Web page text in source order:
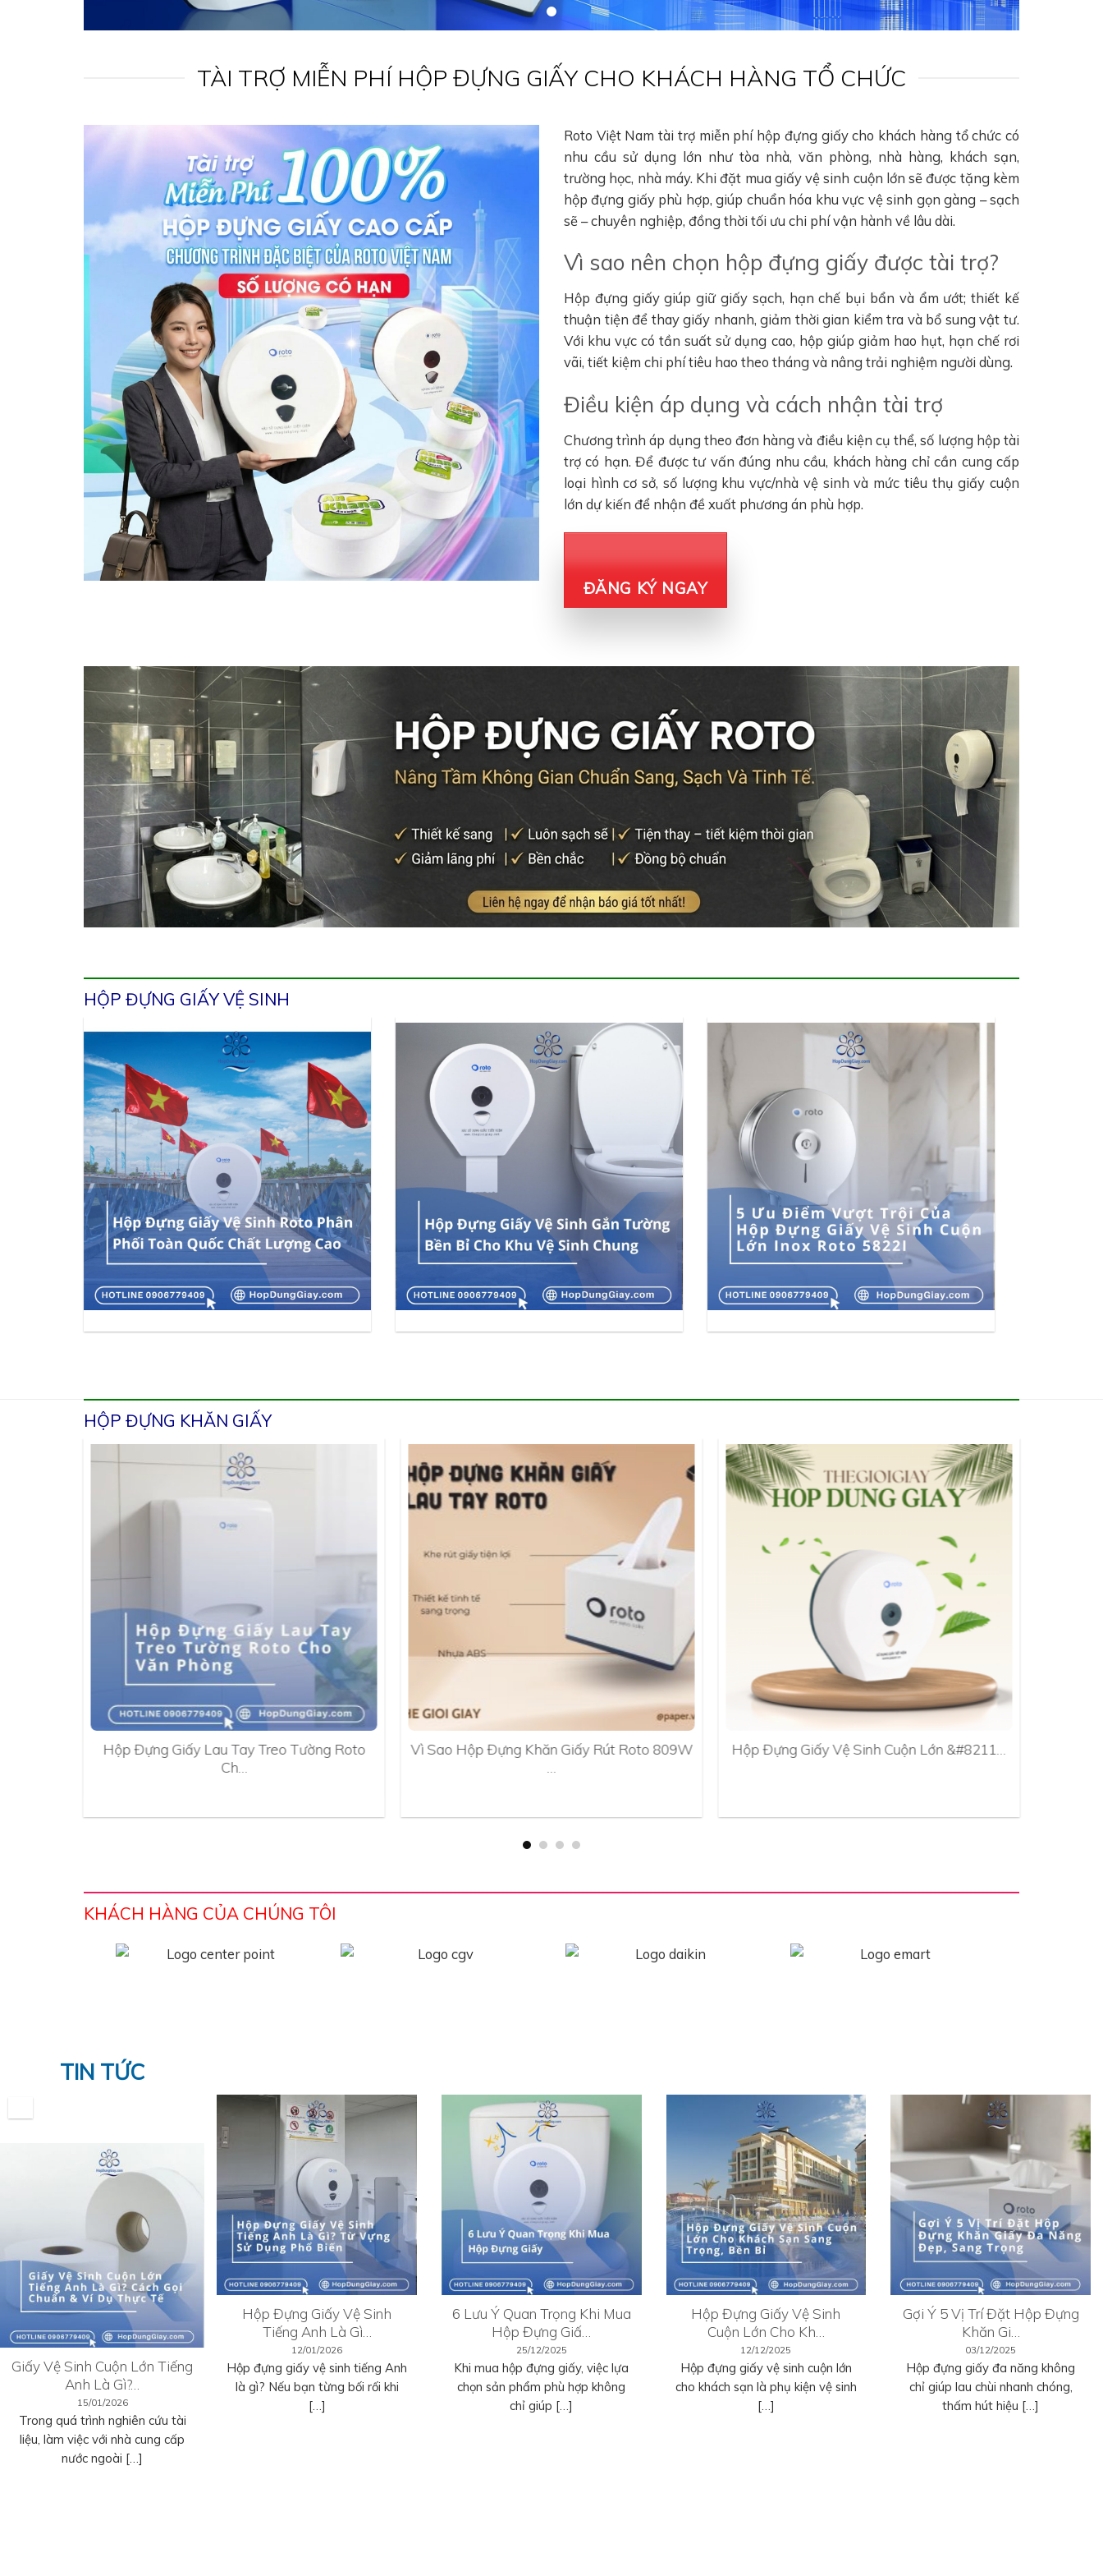
TÀI TRỢ MIỄN PHÍ HỘP ĐỰNG GIẤY CHO KHÁCH HÀNG TỔ CHỨC
Roto Việt Nam tài trợ miễn phí hộp đựng giấy cho khách hàng tổ chức có
nhu cầu sử dụng lớn như tòa nhà, văn phòng, nhà hàng, khách sạn,
trường học, nhà máy. Khi đặt mua giấy vệ sinh cuộn lớn sẽ được tặng kèm
hộp đựng giấy phù hợp, giúp chuẩn hóa khu vực vệ sinh gọn gàng – sạch
sẽ – chuyên nghiệp, đồng thời tối ưu chi phí vận hành về lâu dài.
Vì sao nên chọn hộp đựng giấy được tài trợ?
Hộp đựng giấy giúp giữ giấy sạch, hạn chế bụi bẩn và ẩm ướt; thiết kế
thuận tiện để thay giấy nhanh, giảm thời gian kiểm tra và bổ sung vật tư.
Với khu vực có tần suất sử dụng cao, hộp giúp giảm hao hụt, hạn chế rơi
vãi, tiết kiệm chi phí tiêu hao theo tháng và nâng trải nghiệm người dùng.
Điều kiện áp dụng và cách nhận tài trợ
Chương trình áp dụng theo đơn hàng và điều kiện cụ thể, số lượng hộp tài
trợ có hạn. Để được tư vấn đúng nhu cầu, khách hàng chỉ cần cung cấp
loại hình cơ sở, số lượng khu vực/nhà vệ sinh và mức tiêu thụ giấy cuộn
lớn dự kiến để nhận đề xuất phương án phù hợp.
ĐĂNG KÝ NGAY
HỘP ĐỰNG GIẤY VỆ SINH
HỘP ĐỰNG KHĂN GIẤY
Hộp Đựng Giấy Lau Tay Treo Tường Roto
Ch…
Vì Sao Hộp Đựng Khăn Giấy Rút Roto 809W
Hộp Đựng Giấy Vệ Sinh Cuộn Lớn &#8211…
KHÁCH HÀNG CỦA CHÚNG TÔI
TIN TỨC
Giấy Vệ Sinh Cuộn Lớn Tiếng
Anh Là Gì?…
15/01/2026
Trong quá trình nghiên cứu tài
liệu, làm việc với nhà cung cấp
nước ngoài […]
Hộp Đựng Giấy Vệ Sinh
Tiếng Anh Là Gì…
12/01/2026
Hộp đựng giấy vệ sinh tiếng Anh
là gì? Nếu bạn từng bối rối khi
[…]
6 Lưu Ý Quan Trọng Khi Mua
Hộp Đựng Giấ…
25/12/2025
Khi mua hộp đựng giấy, việc lựa
chọn sản phẩm phù hợp không
chỉ giúp […]
Hộp Đựng Giấy Vệ Sinh
Cuộn Lớn Cho Kh…
12/12/2025
Hộp đựng giấy vệ sinh cuộn lớn
cho khách sạn là phụ kiện vệ sinh
[…]
Gợi Ý 5 Vị Trí Đặt Hộp Đựng
Khăn Gi…
03/12/2025
Hộp đựng giấy đa năng không
chỉ giúp lau chùi nhanh chóng,
thấm hút hiệu […]